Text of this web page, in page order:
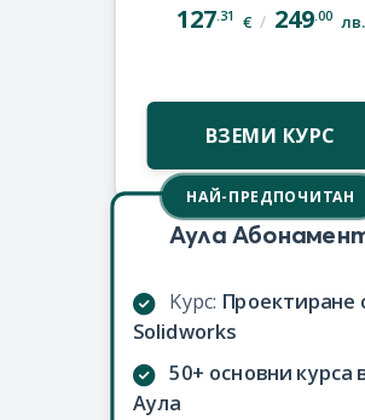
127 .31 € / 249 .00 лв.
ВЗЕМИ КУРС
НАЙ-ПРЕДПОЧИТАН
Аула
Kурс: Проектиране
Solidworks
50+ основни курса
Аула